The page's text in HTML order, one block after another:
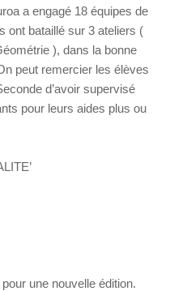
a engagé 18 équipes de
ont bataillé sur 3 ateliers (
), dans la bonne
peut remercier les élèves
d’avoir supervisé
pour leurs aides plus ou
une nouvelle édition.